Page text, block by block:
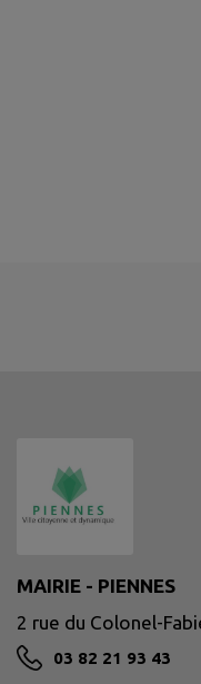
MAIRIE - PIENNES
2 rue du Colonel-
03 82 21 93 43